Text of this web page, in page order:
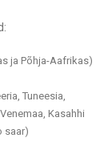
ja Põhja-Aafrikas)
Tuneesia,
Kasahhi
saar)